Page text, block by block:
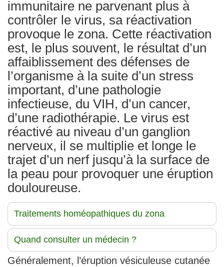
immunitaire ne parvenant plus à
contrôler le virus, sa réactivation
provoque le zona. Cette réactivation
est, le plus souvent, le résultat d’un
affaiblissement des défenses de
l’organisme à la suite d’un stress
important, d’une pathologie
infectieuse, du VIH, d’un cancer,
d’une radiothérapie. Le virus est
réactivé au niveau d’un ganglion
nerveux, il se multiplie et longe le
trajet d’un nerf jusqu’à la surface de
la peau pour provoquer une éruption
douloureuse.
Traitements homéopathiques du zona
Quand consulter un médecin ?
Généralement, l’éruption vésiculeuse cutanée